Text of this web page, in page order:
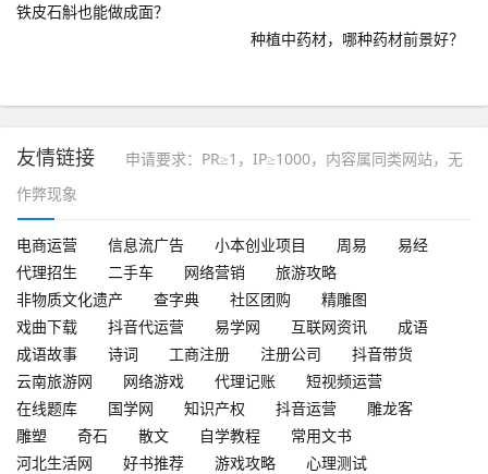
铁皮石斛也能做成面？
种植中药材，哪种药材前景好？
友情链接
申请要求：PR≥1，IP≥1000，内容属同类网站，无
作弊现象
电商运营 信息流广告 小本创业项目 周易
易经
代理招生
二手车 网络营销
旅游攻略
非物质文化遗产
查字典 社区团购
精雕图
戏曲下载
抖音代运营 易学网 互联网资讯
成语
成语故事
诗词 工商注册 注册公司
抖音带货
云南旅游网
网络游戏 代理记账
短视频运营
在线题库
国学网 知识产权 抖音运营
雕龙客
雕塑
奇石 散文 自学教程
常用文书
河北生活网
好书推荐 游戏攻略
心理测试